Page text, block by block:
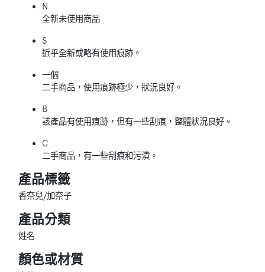
N
全新未使用商品
S
近乎全新或略有使用痕跡。
一個
二手商品，使用痕跡極少，狀況良好。
B
該產品有使用痕跡，但有一些刮痕，整體狀況良好。
C
二手商品，有一些刮痕和污漬。
產品標籤
香奈兒/加奈子
產品分類
姓名
顏色或材質